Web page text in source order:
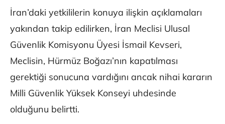
İran’daki yetkililerin konuya ilişkin açıklamaları
yakından takip edilirken, İran Meclisi Ulusal
Güvenlik Komisyonu Üyesi İsmail Kevseri,
Meclisin, Hürmüz Boğazı’nın kapatılması
gerektiği sonucuna vardığını ancak nihai kararın
Milli Güvenlik Yüksek Konseyi uhdesinde
olduğunu belirtti.